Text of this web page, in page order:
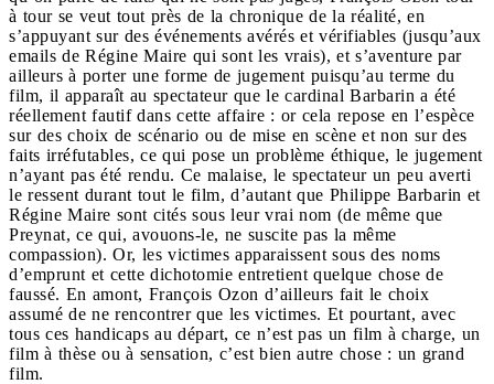
à tour se veut tout près de la chronique de la réalité, en
s’appuyant sur des événements avérés et vérifiables (jusqu’aux
emails de Régine Maire qui sont les vrais), et s’aventure par
ailleurs à porter une forme de jugement puisqu’au terme du
film, il apparaît au spectateur que le cardinal Barbarin a été
réellement fautif dans cette affaire : or cela repose en l’espèce
sur des choix de scénario ou de mise en scène et non sur des
faits irréfutables, ce qui pose un problème éthique, le jugement
n’ayant pas été rendu. Ce malaise, le spectateur un peu averti
le ressent durant tout le film, d’autant que Philippe Barbarin et
Régine Maire sont cités sous leur vrai nom (de même que
Preynat, ce qui, avouons-le, ne suscite pas la même
compassion). Or, les victimes apparaissent sous des noms
d’emprunt et cette dichotomie entretient quelque chose de
faussé. En amont, François Ozon d’ailleurs fait le choix
assumé de ne rencontrer que les victimes. Et pourtant, avec
tous ces handicaps au départ, ce n’est pas un film à charge, un
film à thèse ou à sensation, c’est bien autre chose : un grand
film.